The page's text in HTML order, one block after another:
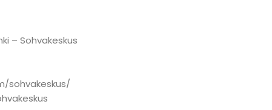
– Sohvakeskus
sohvakeskus/